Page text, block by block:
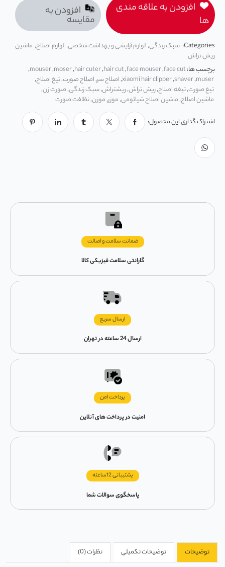
افزودن به علاقه مندی
ها
افزودن به
مقایسه
Categories: سبک زندگی,لوازم آرایشی و بهداشت شخصی,لوازم اصلاح, ماشین
ریش تراش
برچسب ها:face cut
,
face mouser
,
hair cut
,
hair cuter
,
moser
,
mouser
,
muser
,
shaver
,
xiaomi hair clipper
,اصلاح سر,اصلاح صورت,تیغ اصلاح,
تیغ صورت,تیغه اصلاح,ریش تراش,ریشتراش,سبک زندگی,صورت زن,
ماشین اصلاح,ماشین اصلاح شیائومی,موزر,موزن,نظافت صورت
اشتراک گذاری این محصول:
ضمانت سلامت و اصالت
گارانتی سلامت فیزیکی کالا
ارسال سریع
ارسال 24 ساعته در تهران
پرداخت امن
امنیت در پرداخت های آنلاین
پشتیبانی 12ساعته
پاسخگوی سوالات شما
توضیحات توضیحات تکمیلی نظرات (0)